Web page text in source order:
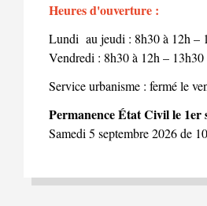
Heures d'ouverture :
Lundi au jeudi : 8h30 à 12h –
Vendredi : 8h30 à 12h – 13h30
Service urbanisme : fermé le
Permanence État Civil le 1er
Samedi 5 septembre 2026 de